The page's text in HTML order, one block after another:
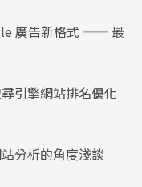
廣告新格式 —— 最
引擎網站排名優化
分析的角度淺談